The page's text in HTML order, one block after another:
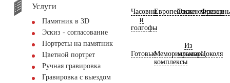
Услуги
Памятник в 3D
Эскиз - согласование
Портреты на памятник
Цветной портрет
Ручная гравировка
Гравировка с выездом
Часовни
и
голгофы
ЕвропейскиеЭксклюзивные
ГотовыеМемориальные
комплексы
Из
мрамораЦоколя